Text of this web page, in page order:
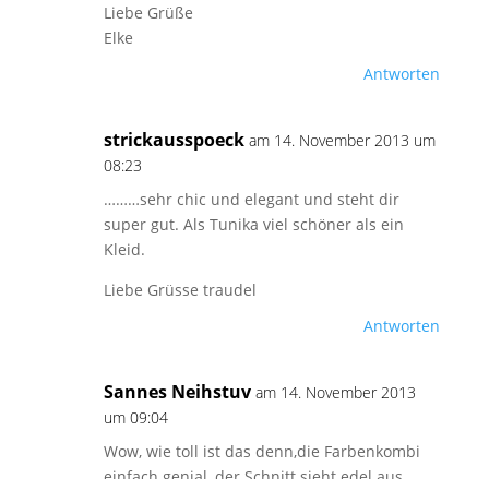
Liebe Grüße
Elke
Antworten
strickausspoeck am 14. November 2013 um
08:23
………sehr chic und elegant und steht dir
super gut. Als Tunika viel schöner als ein
Kleid.
Liebe Grüsse traudel
Antworten
Sannes Neihstuv am 14. November 2013
um 09:04
Wow, wie toll ist das denn,die Farbenkombi